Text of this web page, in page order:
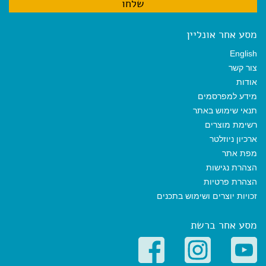
מסע אחר אונליין
English
צור קשר
אודות
מידע למפרסמים
תנאי שימוש באתר
רשימת מוצרים
ארכיון ניוזלטר
מפת אתר
הצהרת נגישות
הצהרת פרטיות
זכויות יוצרים ושימוש בתכנים
מסע אחר ברשת